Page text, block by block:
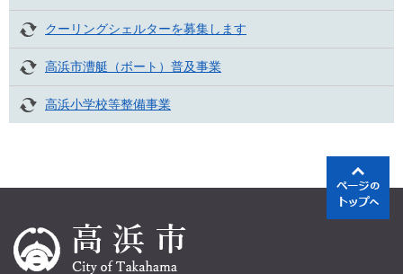
クーリングシェルターを募集します
高浜市漕艇（ボート）普及事業
高浜小学校等整備事業